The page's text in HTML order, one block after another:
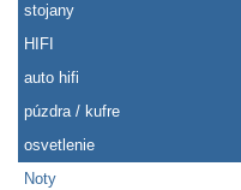
stojany
HIFI
auto hifi
púzdra / kufre
osvetlenie
Noty